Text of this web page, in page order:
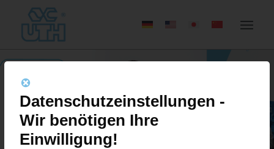
Datenschutzeinstellungen -
Wir benötigen Ihre
Einwilligung!